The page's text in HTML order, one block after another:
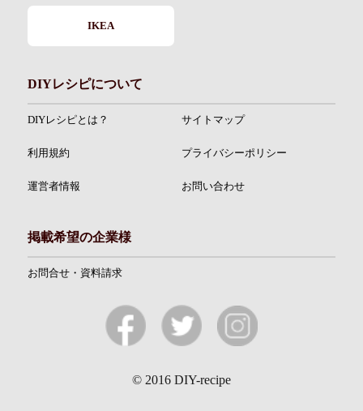
IKEA
DIYレシピについて
DIYレシピとは？ サイトマップ
利用規約 プライバシーポリシー
運営者情報 お問い合わせ
掲載希望の企業様
お問合せ・資料請求
© 2016 DIY-recipe